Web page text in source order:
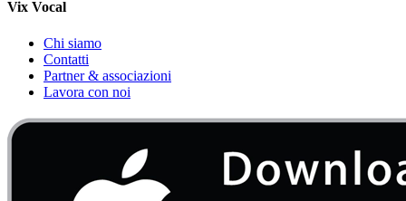
Vix Vocal
Chi siamo
Contatti
Partner & associazioni
Lavora con noi